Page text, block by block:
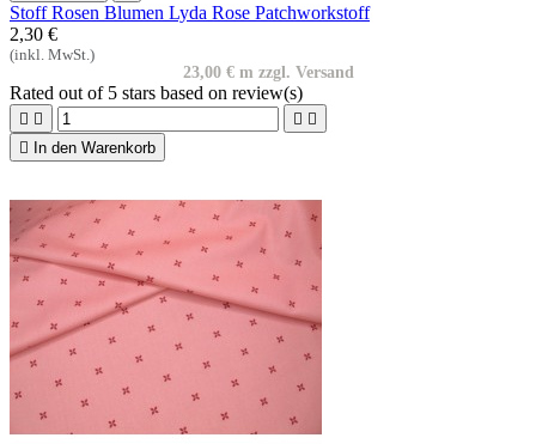
Stoff Rosen Blumen Lyda Rose Patchworkstoff
2,30 €
(inkl. MwSt.)
23,00 € m zzgl. Versand
Rated out of 5 stars based on review(s)
   

In den Warenkorb